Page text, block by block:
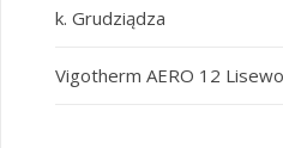
k. Grudziądza
Vigotherm AERO 12